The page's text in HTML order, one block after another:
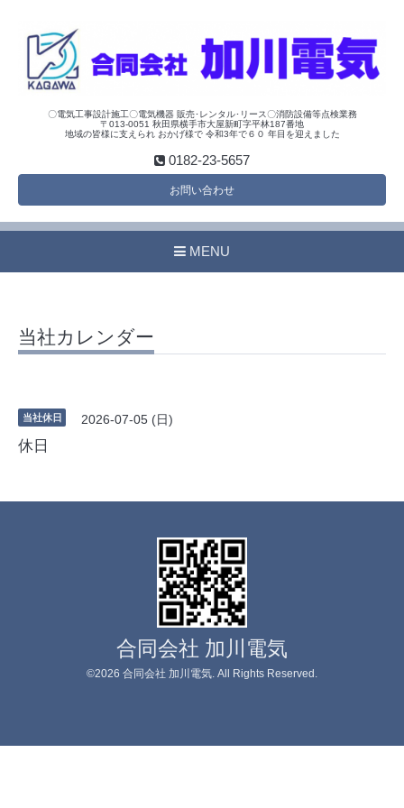
〇電気工事設計施工〇電気機器 販売･レンタル･リース〇消防設備等点検業務
〒013-0051 秋田県横手市大屋新町字平林187番地
地域の皆様に支えられ おかげ様で 令和3年で６０ 年目を迎えました
0182-23-5657
お問い合わせ
MENU
当社カレンダー
当社休日 2026-07-05 (日)
休日
合同会社 加川電気
©2026 合同会社 加川電気 . All Rights Reserved.